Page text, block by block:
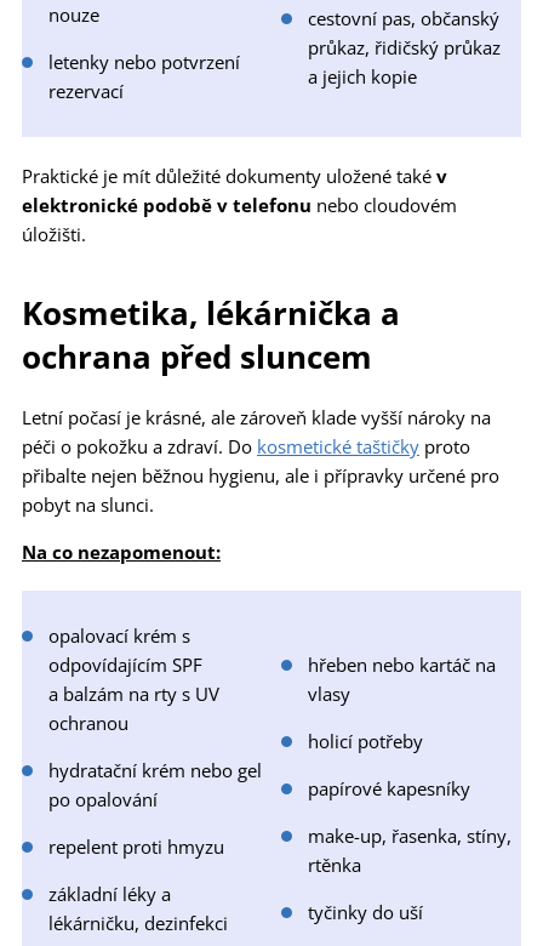
nouze
letenky nebo potvrzení
rezervací
cestovní pas, občanský
průkaz, řidičský průkaz
a jejich kopie
Praktické je mít důležité dokumenty uložené také v
elektronické podobě v telefonu nebo cloudovém
úložišti.
Kosmetika, lékárnička a
ochrana před sluncem
Letní počasí je krásné, ale zároveň klade vyšší nároky na
péči o pokožku a zdraví. Do kosmetické taštičky proto
přibalte nejen běžnou hygienu, ale i přípravky určené pro
pobyt na slunci.
Na co nezapomenout:
opalovací krém s
odpovídajícím SPF
a balzám na rty s UV
ochranou
hydratační krém nebo gel
po opalování
repelent proti hmyzu
základní léky a
lékárničku, dezinfekci
hřeben nebo kartáč na
vlasy
holicí potřeby
papírové kapesníky
make-up, řasenka, stíny,
rtěnka
tyčinky do uší